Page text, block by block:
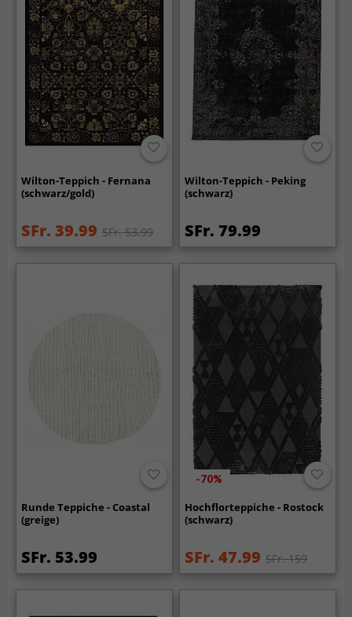
Wilton-Teppich - Fernana
(schwarz/gold)
SFr. 39.99 SFr. 53.99
Wilton-Teppich - Peking
(schwarz)
SFr. 79.99
Runde Teppiche - Coastal
(greige)
SFr. 53.99
-70%
Hochflorteppiche - Rostock
(schwarz)
SFr. 47.99 SFr. 159